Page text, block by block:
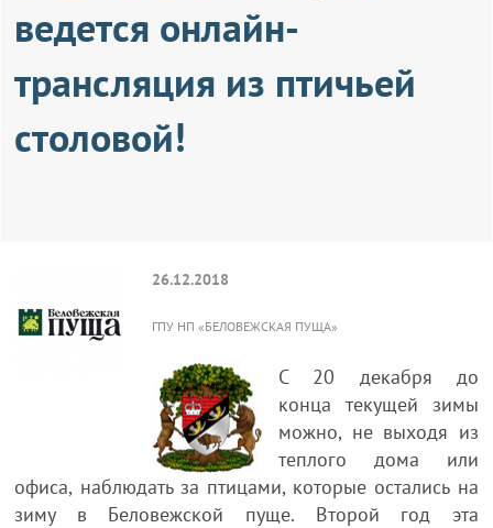
ведется онлайн-
трансляция из птичьей
столовой!
26.12.2018
ГПУ НП «БЕЛОВЕЖСКАЯ ПУЩА»
С 20 декабря до
конца текущей зимы
можно, не выходя из
теплого дома или
офиса, наблюдать за птицами, которые остались на
зиму в Беловежской пуще. Второй год эта